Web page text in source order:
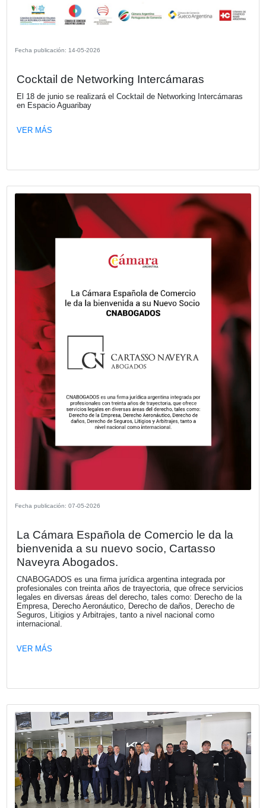
Fecha publicación: 21-05-2026
La Cámara Española de Comercio le
bienvenida a su nuevo socio, CABIFY.
Movilidad eficiente con sello español.
Fecha publicación: 18-05-2026
Webinar "De la Promesa al Impacto:
hacer que la IA funcione en la